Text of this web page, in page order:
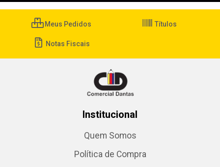
Meus Pedidos Títulos
Notas Fiscais
Institucional
Quem Somos
Política de Compra